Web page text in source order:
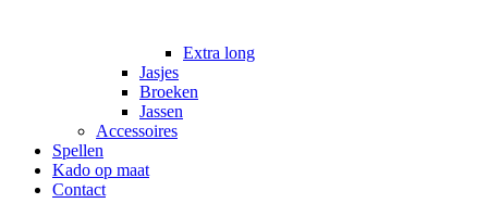
Extra long
Jasjes
Broeken
Jassen
Accessoires
Spellen
Kado op maat
Contact